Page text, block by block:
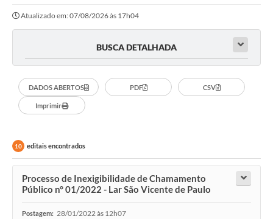
Atualizado em: 07/08/2026 às 17h04
BUSCA DETALHADA
DADOS ABERTOS PDF CSV
Imprimir
10 editais encontrados
Processo de Inexigibilidade de Chamamento
Público n° 01/2022 - Lar São Vicente de Paulo
Postagem: 28/01/2022 às 12h07